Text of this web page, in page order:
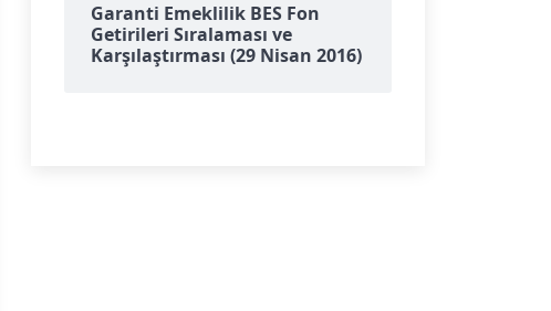
Garanti Emeklilik BES Fon
Getirileri Sıralaması ve
Karşılaştırması (29 Nisan 2016)